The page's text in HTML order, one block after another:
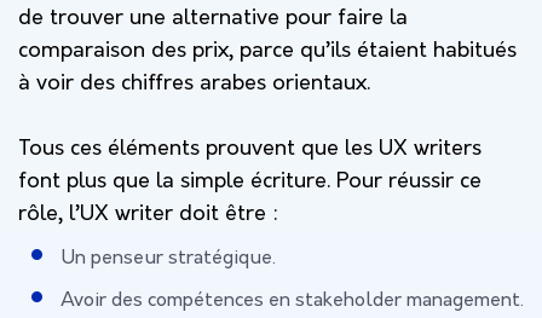
de trouver une alternative pour faire la
comparaison des prix, parce qu’ils étaient habitués
à voir des chiffres arabes orientaux.
Tous ces éléments prouvent que les UX writers
font plus que la simple écriture. Pour réussir ce
rôle, l’UX writer doit être :
Un penseur stratégique.
Avoir des compétences en stakeholder management.